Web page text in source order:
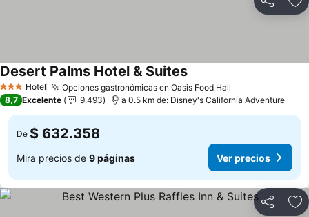
Compartir
3 Estrellas
Hotel Opciones gastronómicas en Oasis Food Hall
Desert Palms Hotel & Suites
8,7 Excelente 9.493 a 0.5 km de: Disney's California Adventure
De $ 632.358
Mira precios de 9 páginas Ver precios
Compartir